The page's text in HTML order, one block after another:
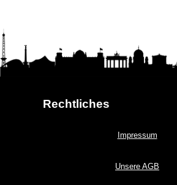
Rechtliches
Impressum
Unsere AGB